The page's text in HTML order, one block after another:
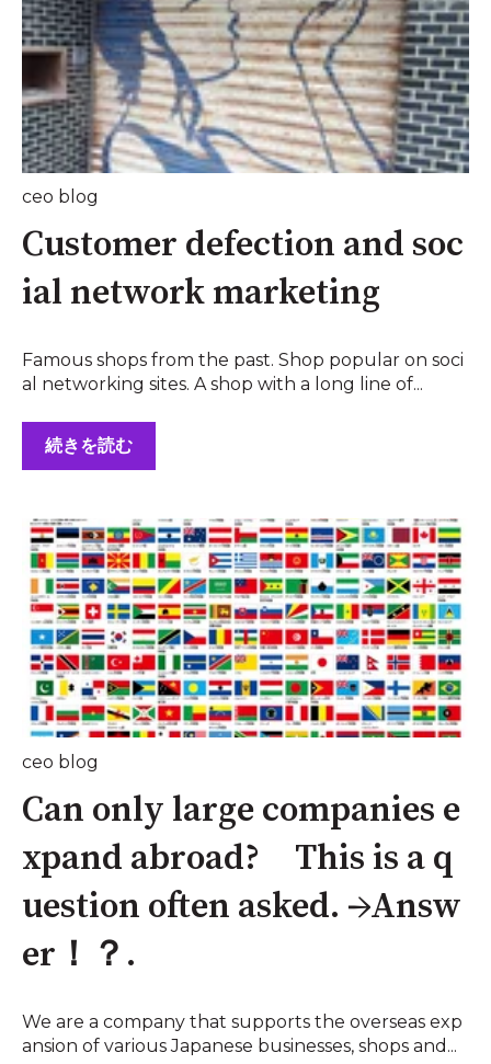
ceo blog
Customer defection and soc
ial network marketing
Famous shops from the past. Shop popular on soci
al networking sites. A shop with a long line of...
続きを読む
ceo blog
Can only large companies e
xpand abroad? This is a q
uestion often asked. →Answ
er！？.
We are a company that supports the overseas exp
ansion of various Japanese businesses, shops and...